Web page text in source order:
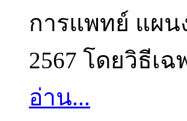
การแพทย์ แผ
2567 โดยวิธีเฉ
อ่าน...